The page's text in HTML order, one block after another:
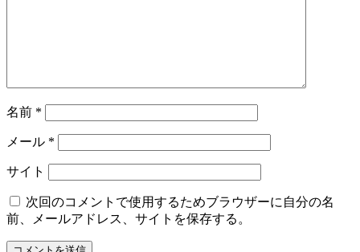
名前 *
メール *
サイト
次回のコメントで使用するためブラウザーに自分の名
前、メールアドレス、サイトを保存する。